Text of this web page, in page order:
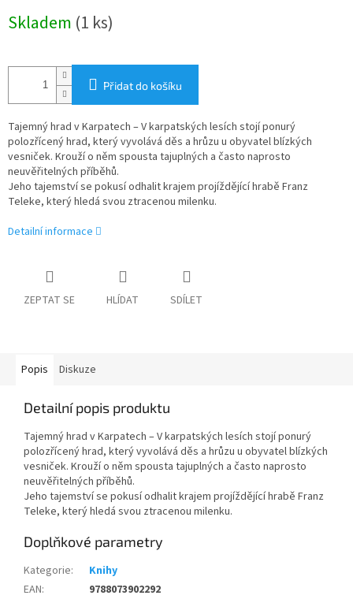
cena:
Skladem (1 ks)
Přidat do košíku
Tajemný hrad v Karpatech – V karpatských lesích stojí ponurý
polozřícený hrad, který vyvolává děs a hrůzu u obyvatel blízkých
vesniček. Krouží o něm spousta tajuplných a často naprosto
neuvěřitelných příběhů.
Jeho tajemství se pokusí odhalit krajem projíždějící hrabě Franz
Teleke, který hledá svou ztracenou milenku.
Detailní informace
ZEPTAT SE HLÍDAT SDÍLET
Popis Diskuze
Detailní popis produktu
Tajemný hrad v Karpatech – V karpatských lesích stojí ponurý
polozřícený hrad, který vyvolává děs a hrůzu u obyvatel blízkých
vesniček. Krouží o něm spousta tajuplných a často naprosto
neuvěřitelných příběhů.
Jeho tajemství se pokusí odhalit krajem projíždějící hrabě Franz
Teleke, který hledá svou ztracenou milenku.
Doplňkové parametry
Kategorie:
Knihy
EAN:
9788073902292